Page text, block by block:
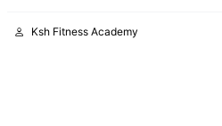
Ksh Fitness Academy